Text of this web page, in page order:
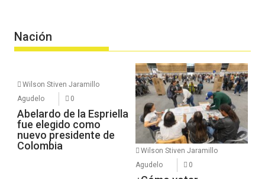
Nación
Wilson Stiven Jaramillo
Agudelo
0
Abelardo de la Espriella
fue elegido como
nuevo presidente de
Colombia
Wilson Stiven Jaramillo
Agudelo
0